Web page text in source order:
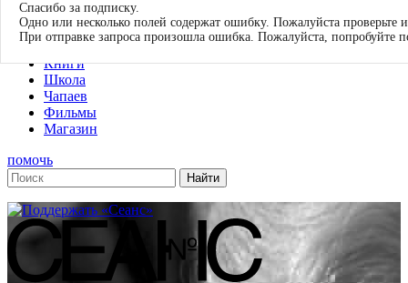
О нас
Журнал
Книги
Школа
Чапаев
Фильмы
Магазин
помочь
Спасибо за подписку.
Одно или несколько полей содержат ошибку. Пожалуйста проверьте
При отправке запроса произошла ошибка. Пожалуйста, попробуйте